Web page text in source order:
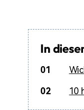
In
01
02 10